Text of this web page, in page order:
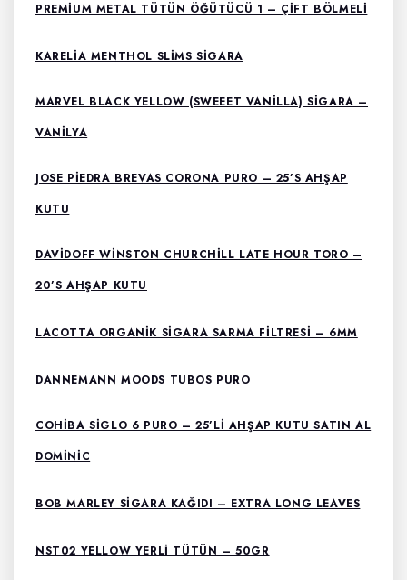
PREMIUM METAL TÜTÜN ÖĞÜTÜCÜ 1 – ÇIFT BÖLMELI
KARELIA MENTHOL SLIMS SIGARA
MARVEL BLACK YELLOW (SWEEET VANILLA) SIGARA –
VANILYA
JOSE PIEDRA BREVAS CORONA PURO – 25’S AHŞAP
KUTU
DAVIDOFF WINSTON CHURCHILL LATE HOUR TORO –
20’S AHŞAP KUTU
LACOTTA ORGANIK SIGARA SARMA FILTRESI – 6MM
DANNEMANN MOODS TUBOS PURO
COHIBA SIGLO 6 PURO – 25’LI AHŞAP KUTU SATIN AL
DOMİNİC
BOB MARLEY SIGARA KAĞIDI – EXTRA LONG LEAVES
NST02 YELLOW YERLI TÜTÜN – 50GR